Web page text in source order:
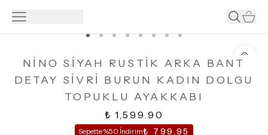
NİNO SİYAH RUSTİK ARKA BANT
DETAY SİVRİ BURUN KADIN DOLGU
TOPUKLU AYAKKABI
₺ 1,599.90
Sepette %50 İndirim₺ 799.95